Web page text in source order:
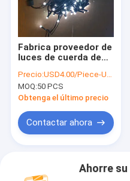
Fabrica proveedor de
luces de cuerda de
Precio:USD4.00/Piece-USD6.00/Piece
MOQ:50 PCS
Obtenga el último precio
Contactar ahora
Ahorre su